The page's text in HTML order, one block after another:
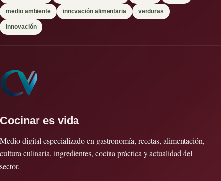
medio ambiente innovación alimentaria verduras
innovación
Cocinar es vida
Medio digital especializado en gastronomía, recetas, alimentación,
cultura culinaria, ingredientes, cocina práctica y actualidad del
sector.